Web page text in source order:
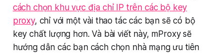
cách chọn khu vực địa chỉ IP trên các bộ key
proxy, chỉ với một vài thao tác các bạn sẽ có bộ
key chất lượng hơn. Và bài viết này, mProxy sẽ
hướng dẫn các bạn cách chọn nhà mạng ưu tiên